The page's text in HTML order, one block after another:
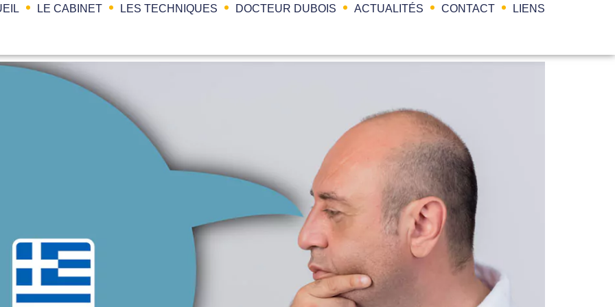
LE CABINET LES TECHNIQUES DOCTEUR DUBOIS ACTUALITÉS CONTACT LIENS